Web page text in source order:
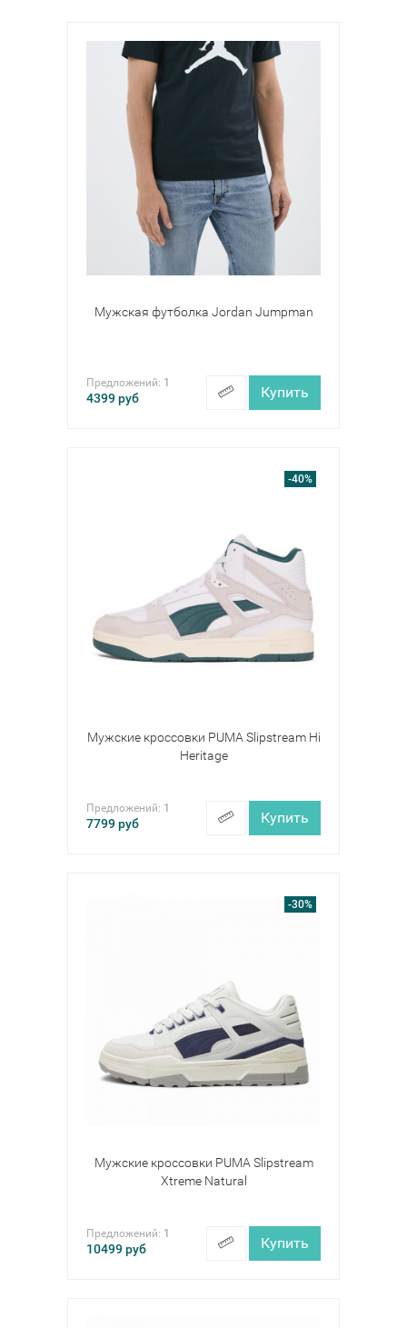
Мужская футболка Jordan Jumpman
Предложений: 1
4399руб Купить
-40%
Мужские кроссовки PUMA Slipstream Hi
Heritage
Предложений: 1
7799руб Купить
-30%
Мужские кроссовки PUMA Slipstream
Xtreme Natural
Предложений: 1
10499руб Купить